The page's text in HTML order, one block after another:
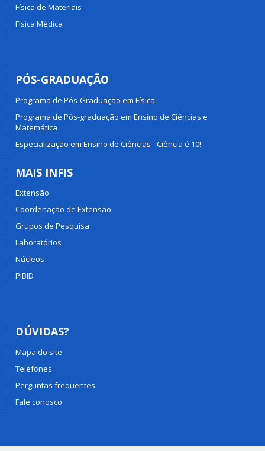
Física de Materiais
Física Médica
PÓS-GRADUAÇÃO
Programa de Pós-Graduação em Física
Programa de Pós-graduação em Ensino de Ciências e
Matemática
Especialização em Ensino de Ciências - Ciência é 10!
MAIS INFIS
Extensão
Coordenação de Extensão
Grupos de Pesquisa
Laboratórios
Núcleos
PIBID
DÚVIDAS?
Mapa do site
Telefones
Perguntas frequentes
Fale conosco